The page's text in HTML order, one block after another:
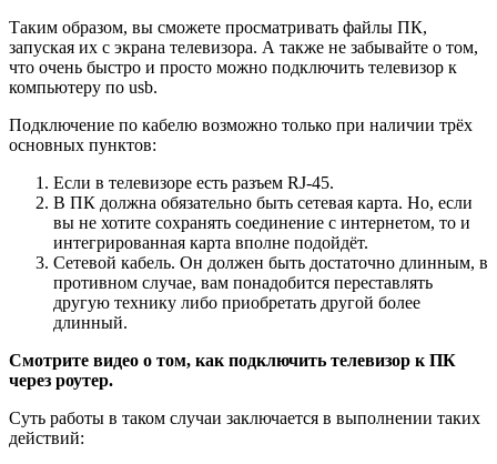
Таким образом, вы сможете просматривать файлы ПК,
запуская их с экрана телевизора. А также не забывайте о том,
что очень быстро и просто можно подключить телевизор к
компьютеру по usb.
Подключение по кабелю возможно только при наличии трёх
основных пунктов:
Если в телевизоре есть разъем RJ-45.
В ПК должна обязательно быть сетевая карта. Но, если
вы не хотите сохранять соединение с интернетом, то и
интегрированная карта вполне подойдёт.
Сетевой кабель. Он должен быть достаточно длинным, в
противном случае, вам понадобится переставлять
другую технику либо приобретать другой более
длинный.
Смотрите видео о том, как подключить телевизор к ПК
через роутер.
Суть работы в таком случаи заключается в выполнении таких
действий: